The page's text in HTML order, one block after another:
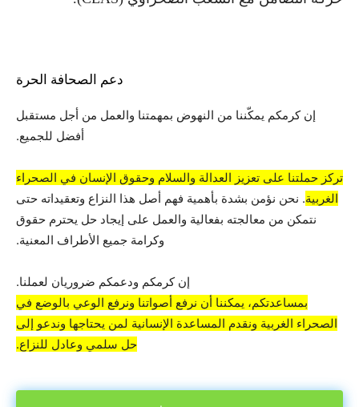
دعم الصحافة الحرة
إن كرمكم يمكّننا من النهوض بمهمتنا والعمل من أجل مستقبل
أفضل للجميع.
تركز حملتنا على تعزيز العدالة والسلام وحقوق الإنسان في الصحراء
الغربية. نحن نؤمن بشدة بأهمية فهم أصل هذا النزاع وتعقيداته حتى
نتمكن من معالجته بفعالية والعمل على إيجاد حل يحترم حقوق
وكرامة جميع الأطراف المعنية.
إن كرمكم ودعمكم ضروريان لعملنا.
بمساعدتكم، يمكننا أن نرفع أصواتنا ونرفع الوعي بالوضع في
الصحراء الغربية ونقدم المساعدة الإنسانية لمن يحتاجها وندعو إلى
حل سلمي وعادل للنزاع.